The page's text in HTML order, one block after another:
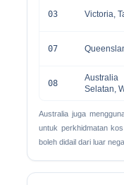
03 Victoria,
07
08
Selatan,
Australia juga
untuk perkhidmatan
boleh didail dari luar